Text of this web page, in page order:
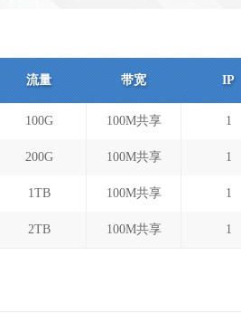
流量 带宽 IP
100G 100M共享 1
200G 100M共享 1
1TB 100M共享 1
2TB 100M共享 1